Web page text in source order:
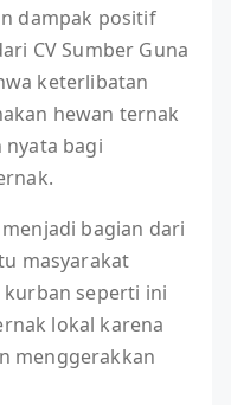
dampak positif
CV Sumber Guna
keterlibatan
hewan ternak
bagi
bagian dari
masyarakat
seperti ini
lokal karena
menggerakkan